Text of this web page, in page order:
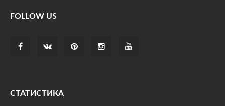
FOLLOW US
СТАТИСТИКА